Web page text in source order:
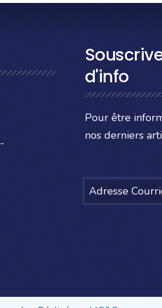
d'info
Pour être
nos derniers